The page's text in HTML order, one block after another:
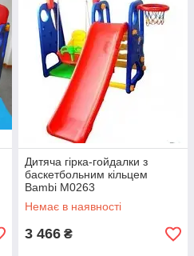
Дитяча гірка-гойдалки з
баскетбольним кільцем
Bambi M0263
Немає в наявності
3 466 ₴